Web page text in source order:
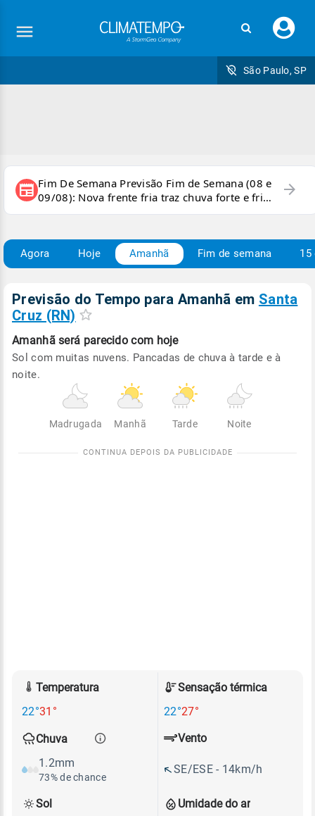
seu
São Paulo, SP
newspaper Fim De Semana Previsão Fim de Semana (08 e
09/08): Nova frente fria traz chuva forte e frio
para áreas do país
arrow_forward
Agora Hoje Amanhã Fim de semana 15
Previsão do Tempo para Amanhã em Santa
Cruz (RN)
Amanhã será parecido com hoje
Sol com muitas nuvens. Pancadas de chuva à tarde e à
noite.
Madrugada Manhã Tarde Noite
Temperatura
22°31°
Sensação térmica
22°27°
Chuva
1.2mm
73% de chance
Umidade do ar
Vento
SE/ESE - 14km/h
Sol